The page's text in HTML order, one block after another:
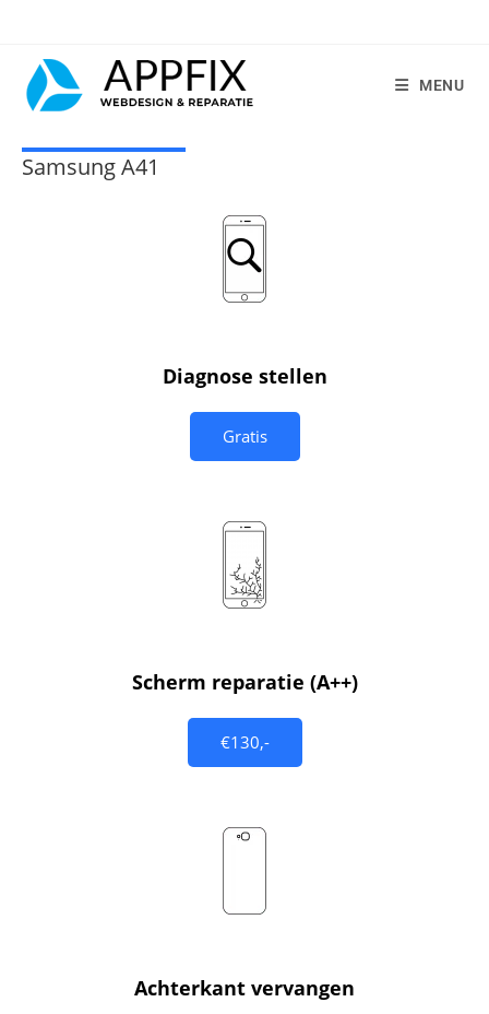
MENU
Samsung A41
Diagnose stellen
Gratis
Scherm reparatie (A++)
€130,-
Achterkant vervangen